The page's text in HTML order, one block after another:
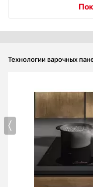
Технологии варочных